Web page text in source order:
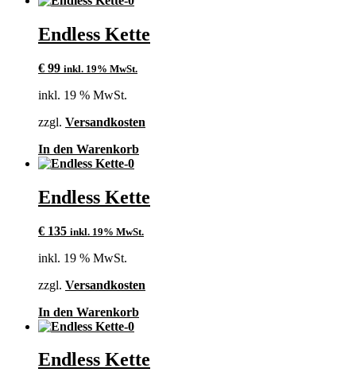
Endless Kette
€ 99 inkl. 19% MwSt.
inkl. 19 % MwSt.
zzgl. Versandkosten
In den Warenkorb
Endless Kette
€ 135 inkl. 19% MwSt.
inkl. 19 % MwSt.
zzgl. Versandkosten
In den Warenkorb
Endless Kette